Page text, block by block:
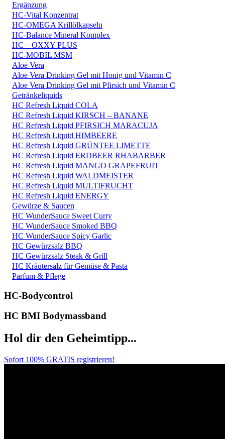
Ergänzung
HC-Vital Konzentrat
HC-OMEGA Krillölkapseln
HC-Balance Mineral Komplex
HC – OXXY PLUS
HC-MOBIL MSM
Aloe Vera
Aloe Vera Drinking Gel mit Honig und Vitamin C
Aloe Vera Drinking Gel mit Pfirsich und Vitamin C
Getränkeliquids
HC Refresh Liquid COLA
HC Refresh Liquid KIRSCH – BANANE
HC Refresh Liquid PFIRSICH MARACUJA
HC Refresh Liquid HIMBEERE
HC Refresh Liquid GRÜNTEE LIMETTE
HC Refresh Liquid ERDBEER RHABARBER
HC Refresh Liquid MANGO GRAPEFRUIT
HC Refresh Liquid WALDMEISTER
HC Refresh Liquid MULTIFRUCHT
HC Refresh Liquid ENERGY
Gewürze & Saucen
HC WunderSauce Sweet Curry
HC WunderSauce Smoked BBQ
HC WunderSauce Spicy Garlic
HC Gewürzsalz BBQ
HC Gewürzsalz Steak & Grill
HC Kräutersalz für Gemüse & Pasta
Parfum & Pflege
HC-Bodycontrol
HC BMI Bodymassband
Hol dir den Geheimtipp...
Sofort 100% GRATIS registrieren!